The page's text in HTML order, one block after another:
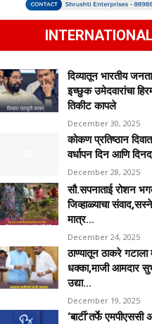
INTERNATIONAL
दिव्यातून भारतीय जनता
इच्छुक उमेदवारांचा
तिकीट कापले
December 30, 2025
कोकण प्रतिष्ठान
वर्धापन दिन आणि
December 28, 2025
सौ.सपनाताई रोशन
जिव्हाळ्याचा
मात्र...
December 24, 2025
ठाण्यातून ठाकरे गटाला
धक्का,माजी आमदार
उद्या...
December 19, 2025
‘बार्टी’तर्फे एमपीएससी